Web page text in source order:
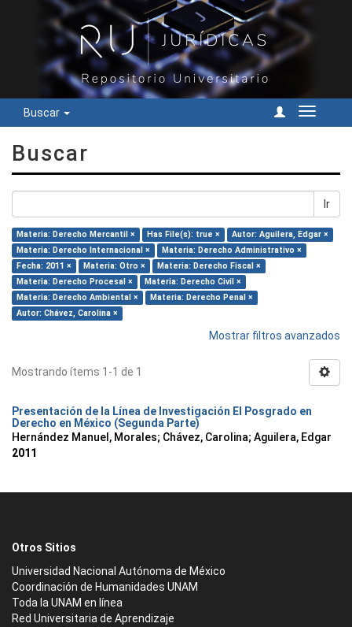
Buscar
Cambiar
Buscar
Ir
Materia: Derecho Mercantil × Has File(s): true ×
Autor: Aguilera, Edgar ×
Materia: Derecho Internacional ×
Materia: Derecho Administrativo ×
Fecha: 2011 ×
Materia: Otro ×
Materia: Derecho Fiscal ×
Materia: Derecho Procesal ×
Materia: Derecho Civil ×
Materia: Derecho Ambiental ×
Materia: Derecho Penal ×
Autor: Chávez, Carolina ×
Mostrar filtros avanzados
Mostrando ítems 1-1 de 1
Presentación de la Línea de Investigación El Posgrado en
Derecho en México (Segunda Parte)
Hernández Manuel, Morales; Chávez, Carolina; Aguilera, Edgar
2011
Otros Sitios
Universidad Nacional Autónoma de México
Coordinación de Humanidades UNAM
Toda la UNAM en línea
Red Universitaria de Aprendizaje